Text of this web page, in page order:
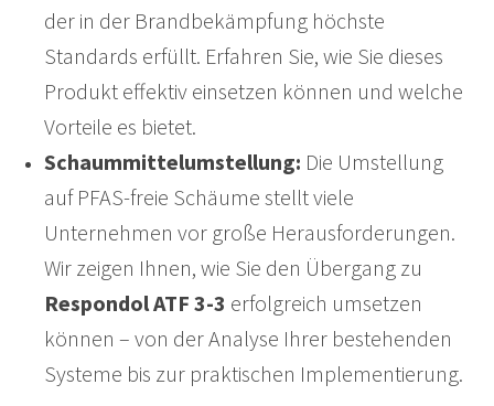
der in der Brandbekämpfung höchste
Standards erfüllt. Erfahren Sie, wie Sie dieses
Produkt effektiv einsetzen können und welche
Vorteile es bietet.
Schaummittelumstellung: Die Umstellung
auf PFAS-freie Schäume stellt viele
Unternehmen vor große Herausforderungen.
Wir zeigen Ihnen, wie Sie den Übergang zu
Respondol ATF 3-3 erfolgreich umsetzen
können – von der Analyse Ihrer bestehenden
Systeme bis zur praktischen Implementierung.